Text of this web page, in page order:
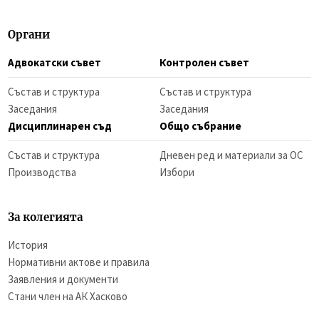
Органи
Адвокатски съвет
Състав и структура
Заседания
Контролен съвет
Състав и структура
Заседания
Дисциплинарен съд
Състав и структура
Производства
Общо събрание
Дневен ред и материали за ОС
Избори
За колегията
История
Нормативни актове и правила
Заявления и документи
Стани член на АК Хасково